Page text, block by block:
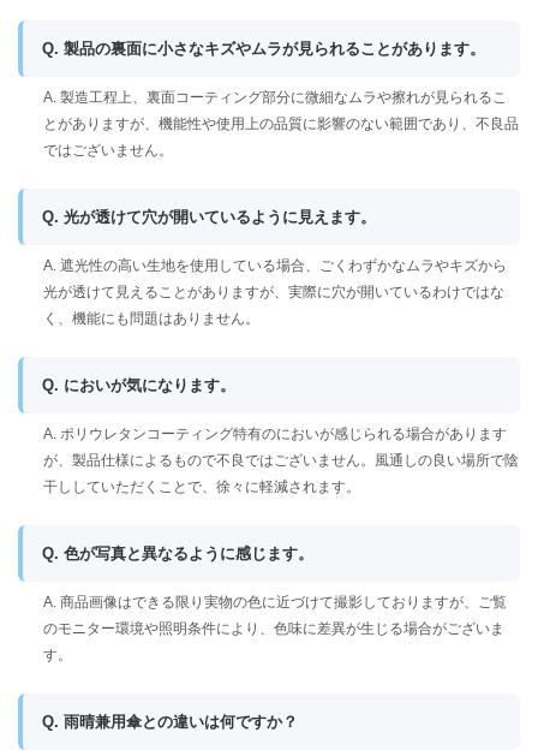
Q. 製品の裏面に小さなキズやムラが見られることがあります。
A. 製造工程上、裏面コーティング部分に微細なムラや擦れが見られるこ
とがありますが、機能性や使用上の品質に影響のない範囲であり、不良品
ではございません。
Q. 光が透けて穴が開いているように見えます。
A. 遮光性の高い生地を使用している場合、ごくわずかなムラやキズから
光が透けて見えることがありますが、実際に穴が開いているわけではな
く、機能にも問題はありません。
Q. においが気になります。
A. ポリウレタンコーティング特有のにおいが感じられる場合があります
が、製品仕様によるもので不良ではございません。風通しの良い場所で陰
干ししていただくことで、徐々に軽減されます。
Q. 色が写真と異なるように感じます。
A. 商品画像はできる限り実物の色に近づけて撮影しておりますが、ご覧
のモニター環境や照明条件により、色味に差異が生じる場合がございま
す。
Q. 雨晴兼用傘との違いは何ですか？